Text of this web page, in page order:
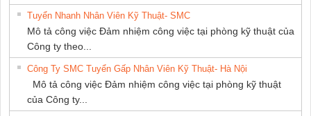
Tuyển Nhanh Nhân Viên Kỹ Thuật- SMC
Mô tả công việc Đảm nhiệm công việc tại phòng kỹ thuật của
Công ty theo...
Công Ty SMC Tuyển Gấp Nhân Viên Kỹ Thuật- Hà Nội
Mô tả công việc Đảm nhiệm công việc tại phòng kỹ thuật
của Công ty...